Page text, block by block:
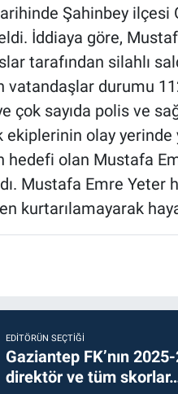
Şahinbey
İddiaya göre,
tarafından silahlı
vatandaşlar durumu
çok sayıda polis ve
ekiplerinin olay
hedefi olan Mustafa
Mustafa Emre Yeter
kurtarılamayarak
EDITÖRÜN SEÇTIĞI
Gaziantep FK’nın
direktör ve tüm